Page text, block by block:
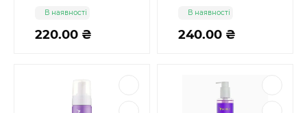
мл
В наявності
220.00 ₴
В наявності
240.00 ₴